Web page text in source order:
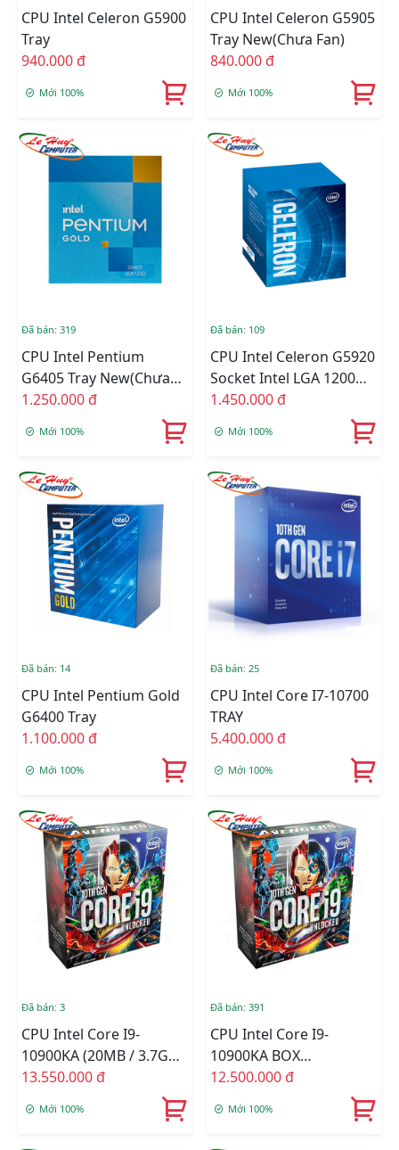
CPU Intel Celeron G5900
Tray
940.000 đ
Mới 100%
CPU Intel Celeron G5905
Tray New(Chưa Fan)
840.000 đ
Mới 100%
Đã bán: 319
CPU Intel Pentium
G6405 Tray New(Chưa
Fan)
1.250.000 đ
Mới 100%
Đã bán: 109
CPU Intel Celeron G5920
Socket Intel LGA 1200
BOX Online
1.450.000 đ
Mới 100%
Đã bán: 14
CPU Intel Pentium Gold
G6400 Tray
1.100.000 đ
Mới 100%
Đã bán: 25
CPU Intel Core I7-10700
TRAY
5.400.000 đ
Mới 100%
Đã bán: 3
CPU Intel Core I9-
10900KA (20MB / 3.7GHz
/ 10 Nhân 20 Luồng /
LGA 1200) Chính Hãng
13.550.000 đ
Mới 100%
Đã bán: 391
CPU Intel Core I9-
10900KA BOX
C.TY(CHECK ONLINE)
12.500.000 đ
Mới 100%